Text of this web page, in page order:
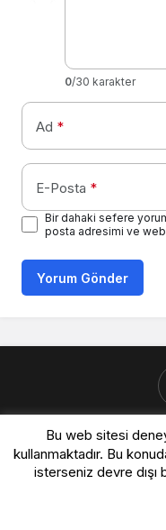
0/30 karakter
Ad *
E-Posta *
Bir dahaki sefere
posta adresimi ve web
Yorum Gönder
Bu web sitesinde en iyi
için çerezler
Donanimforum.com
© Telif Hakkı 2026, Tüm
Bu web sitesi
kullanmaktadır. Bu
isterseniz devre dışı